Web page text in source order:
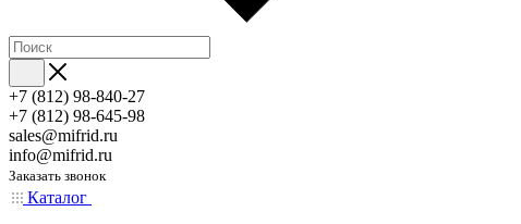
+7 (812) 98-840-27
+7 (812) 98-645-98
sales@mifrid.ru
info@mifrid.ru
Заказать звонок
Каталог